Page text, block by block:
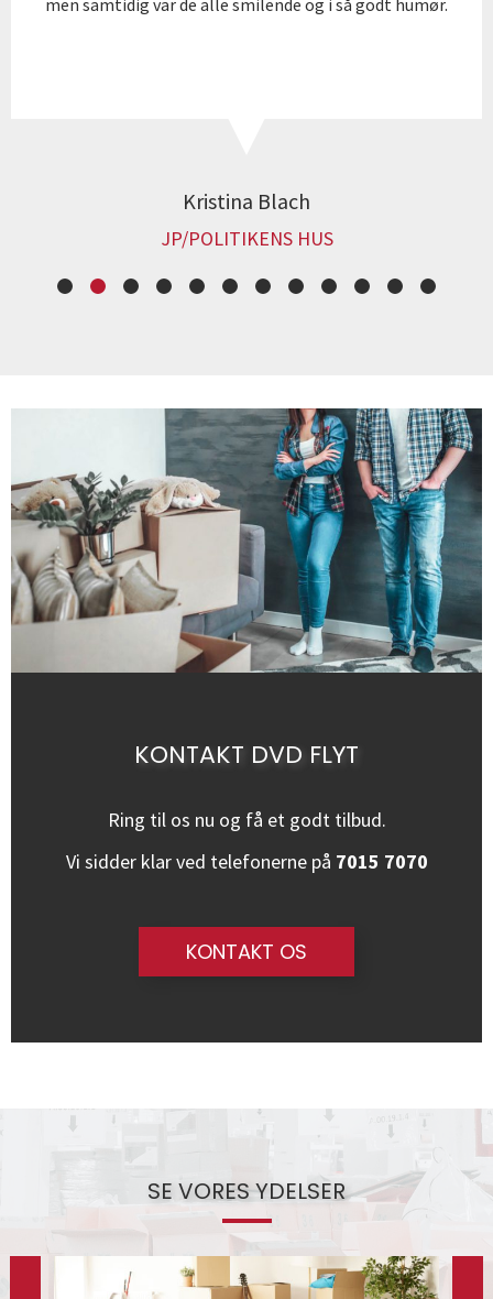
men samtidig var de alle smilende og i så godt humør.
Kristina Blach
JP/POLITIKENS HUS
KONTAKT DVD FLYT
Ring til os nu og få et godt tilbud.
Vi sidder klar ved telefonerne på 7015 7070
KONTAKT OS
SE VORES YDELSER